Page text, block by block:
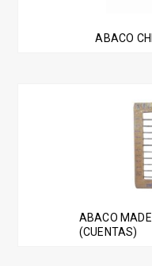
ABACO
ABACO
(CUENTAS)